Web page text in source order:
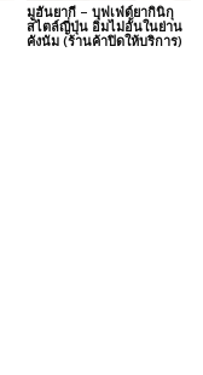
มูฮันยากี – บุฟเฟ่ต์ยากินิกุ
สไตล์ญี่ปุ่น อิ่มไม่อั้นในย่าน
คังนัม (ร้านค้าปิดให้บริการ)